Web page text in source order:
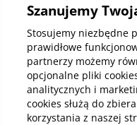
Kup
Szanujemy
Stosujemy niezbędne
prawidłowe
partnerzy możemy
opcjonalne pliki
analitycznych i
cookies służą do
korzystania z naszej